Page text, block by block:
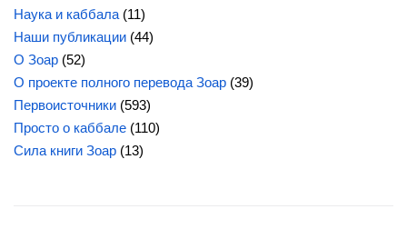
Наука и каббала (11)
Наши публикации (44)
О Зоар (52)
О проекте полного перевода Зоар (39)
Первоисточники (593)
Просто о каббале (110)
Сила книги Зоар (13)